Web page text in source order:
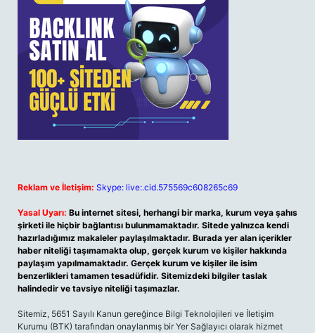
Reklam ve İletişim: Skype: live:.cid.575569c608265c69
Yasal Uyarı: Bu internet sitesi, herhangi bir marka, kurum veya şahıs
şirketi ile hiçbir bağlantısı bulunmamaktadır. Sitede yalnızca kendi
hazırladığımız makaleler paylaşılmaktadır. Burada yer alan içerikler
haber niteliği taşımamakta olup, gerçek kurum ve kişiler hakkında
paylaşım yapılmamaktadır. Gerçek kurum ve kişiler ile isim
benzerlikleri tamamen tesadüfidir. Sitemizdeki bilgiler taslak
halindedir ve tavsiye niteliği taşımazlar.
Sitemiz, 5651 Sayılı Kanun gereğince Bilgi Teknolojileri ve İletişim
Kurumu (BTK) tarafından onaylanmış bir Yer Sağlayıcı olarak hizmet